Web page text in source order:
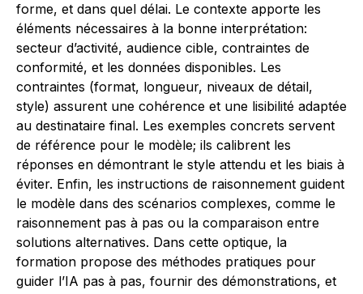
forme, et dans quel délai. Le contexte apporte les
éléments nécessaires à la bonne interprétation:
secteur d’activité, audience cible, contraintes de
conformité, et les données disponibles. Les
contraintes (format, longueur, niveaux de détail,
style) assurent une cohérence et une lisibilité adaptée
au destinataire final. Les exemples concrets servent
de référence pour le modèle; ils calibrent les
réponses en démontrant le style attendu et les biais à
éviter. Enfin, les instructions de raisonnement guident
le modèle dans des scénarios complexes, comme le
raisonnement pas à pas ou la comparaison entre
solutions alternatives. Dans cette optique, la
formation propose des méthodes pratiques pour
guider l’IA pas à pas, fournir des démonstrations, et